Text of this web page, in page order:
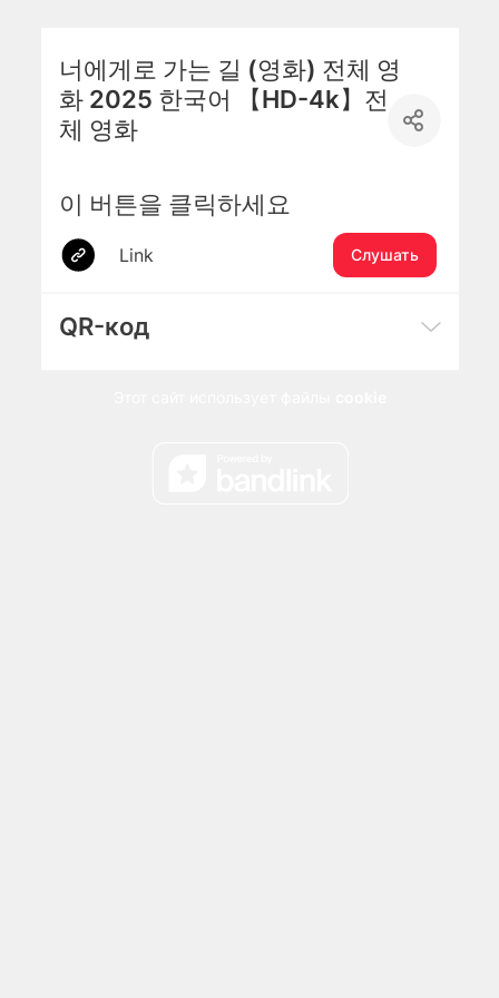
너에게로 가는 길 (영화) 전체 영
화 2025 한국어 【HD-4k】전
체 영화
이 버튼을 클릭하세요
Link Слушать
QR-код